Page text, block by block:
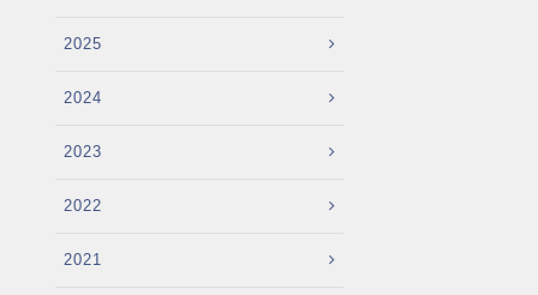
2025
2024
2023
2022
2021